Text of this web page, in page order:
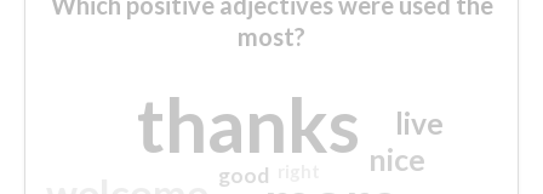
most?
thanks nice
live
good